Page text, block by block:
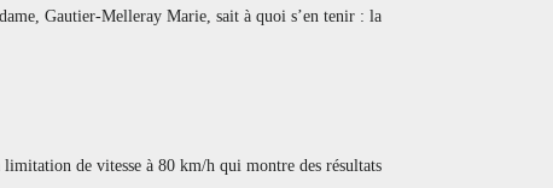
Gautier-Melleray Marie, sait à quoi s’en tenir : la
de vitesse à 80 km/h qui montre des résultats